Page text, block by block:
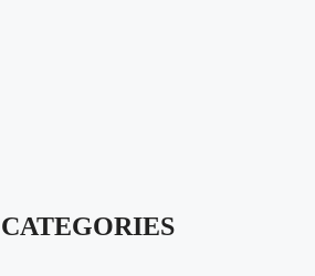
CATEGORIES